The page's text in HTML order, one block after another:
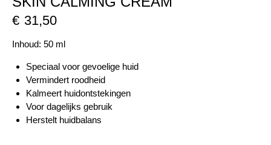
€ 31,50
Inhoud: 50 ml
Speciaal voor gevoelige huid
Vermindert roodheid
Kalmeert huidontstekingen
Voor dagelijks gebruik
Herstelt huidbalans